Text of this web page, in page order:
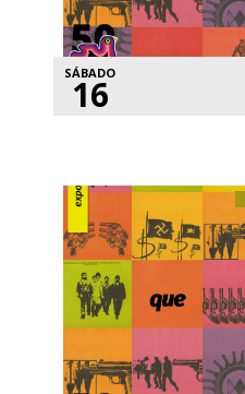
SÁBADO
16